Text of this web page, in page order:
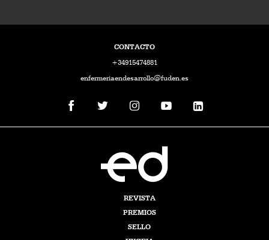
CONTACTO
+34915474881
enfermeriaendesarrollo@fuden.es
REVISTA
PREMIOS
SELLO